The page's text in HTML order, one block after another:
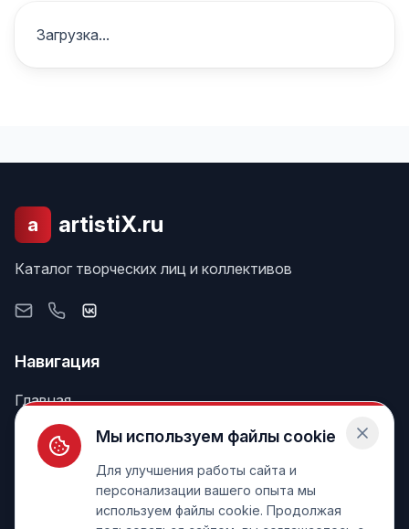
Загрузка...
a artistiX.ru
Каталог творческих лиц и коллективов
Навигация
Главная
Поиск
Лента
Информация
Мы используем файлы cookie
Для улучшения работы сайта и
персонализации вашего опыта мы
используем файлы cookie. Продолжая